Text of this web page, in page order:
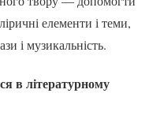
елементи і теми,
і музикальність.
в літературному